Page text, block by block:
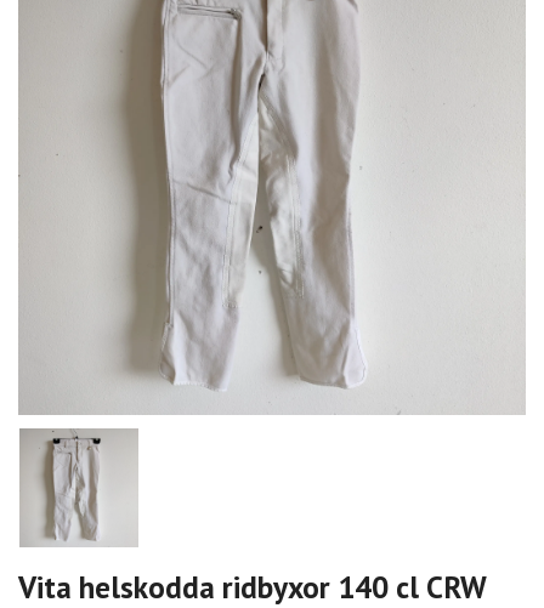
Vita helskodda ridbyxor 140 cl CRW